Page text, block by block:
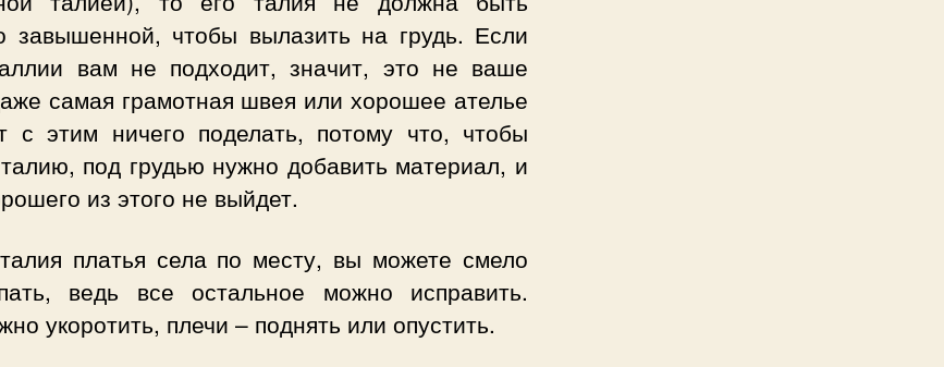
завышенной, чтобы вылазить на грудь. Если
вам не подходит, значит, это не ваше
самая грамотная швея или хорошее ателье
с этим ничего поделать, потому что, чтобы
под грудью нужно добавить материал, и
из этого не выйдет.
платья села по месту, вы можете смело
ведь все остальное можно исправить.
укоротить, плечи – поднять или опустить.